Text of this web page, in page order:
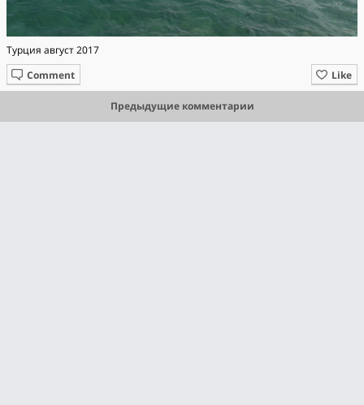
Турция август 2017
Like
Comment
Предыдущие комментарии